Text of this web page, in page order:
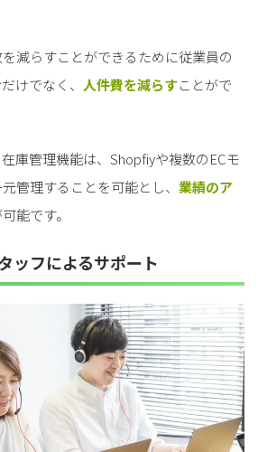
減らすことができるために従業員の
けでなく、 人件費を減らすことがで
庫管理機能は、Shopfiyや複数のECモ
管理することを可能とし、 業績のア
能です。
ッフによるサポート